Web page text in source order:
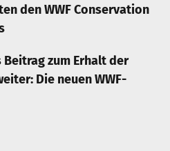
den WWF Conservation
Beitrag zum Erhalt der
Die neuen WWF-